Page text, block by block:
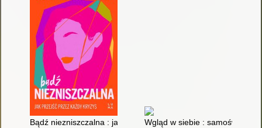
Bądź niezniszczalna : jak przejść przez każdy kryzys
Wgląd w siebie :